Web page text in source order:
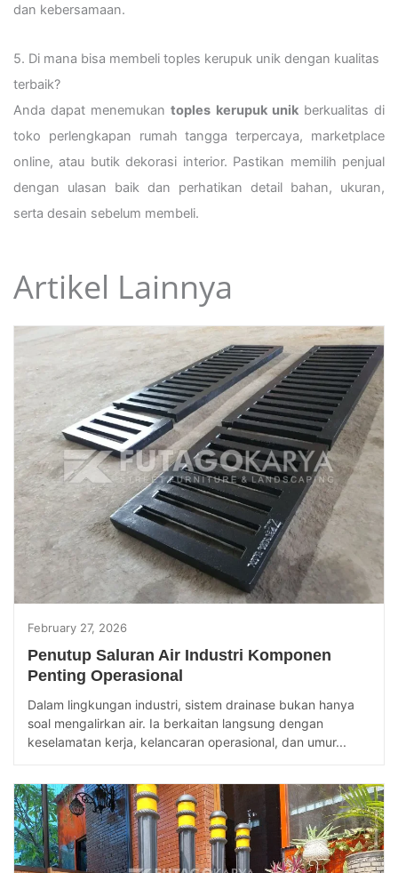
dan kebersamaan.
5. Di mana bisa membeli toples kerupuk unik dengan kualitas
terbaik?
Anda dapat menemukantoples kerupuk unikberkualitas di
toko perlengkapan rumah tangga terpercaya, marketplace
online, atau butik dekorasi interior. Pastikan memilih penjual
dengan ulasan baik dan perhatikan detail bahan, ukuran,
serta desain sebelum membeli.
Artikel Lainnya
February 27, 2026
Penutup Saluran Air Industri Komponen
Penting Operasional
Dalam lingkungan industri, sistem drainase bukan hanya
soal mengalirkan air. Ia berkaitan langsung dengan
keselamatan kerja, kelancaran operasional, dan umur...